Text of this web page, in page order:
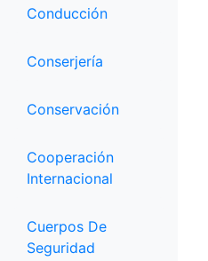
Conducción
Conserjería
Conservación
Cooperación
Internacional
Cuerpos De
Seguridad